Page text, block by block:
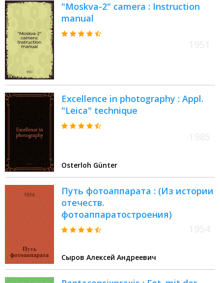
"Moskva-2" camera : Instruction
manual
Excellence in photography : Appl.
"Leica" technique
Osterloh Günter
Путь фотоаппарата : (Из истории
отечеств.
фотоаппаратостроения)
Сыров Алексей Андреевич